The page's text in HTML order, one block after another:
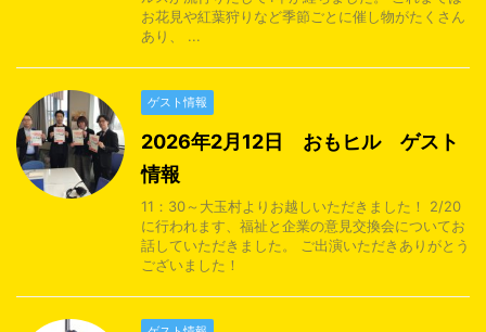
お花見や紅葉狩りなど季節ごとに催し物がたくさん
あり、 ...
ゲスト情報
2026年2月12日 おもヒル ゲスト
情報
11：30～大玉村よりお越しいただきました！ 2/20
に行われます、福祉と企業の意見交換会についてお
話していただきました。 ご出演いただきありがとう
ございました！